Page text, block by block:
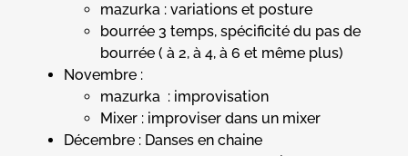
mazurka : variations et posture
bourrée 3 temps, spécificité du pas de
bourrée ( à 2, à 4, à 6 et même plus)
Novembre :
mazurka : improvisation
Mixer : improviser dans un mixer
Décembre : Danses en chaine